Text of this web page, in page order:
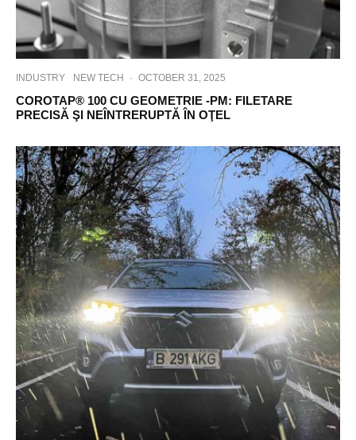
INDUSTRY NEW TECH · OCTOBER 31, 2025
COROTAP® 100 CU GEOMETRIE -PM: FILETARE
PRECISĂ ŞI NEÎNTRERUPTĂ ÎN OŢEL